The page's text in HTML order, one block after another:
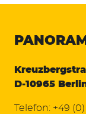
D-10965
Telefon: +49